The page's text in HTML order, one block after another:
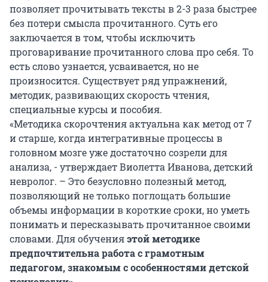
позволяет прочитывать тексты в 2-3 раза быстрее
без потери смысла прочитанного. Суть его
заключается в том, чтобы исключить
проговаривание прочитанного слова про себя. То
есть слово узнается, усваивается, но не
произносится. Существует ряд упражнений,
методик, развивающих скорость чтения,
специальные курсы и пособия.
«Методика скорочтения актуальна как метод от 7
и старше, когда интегративные процессы в
головном мозге уже достаточно созрели для
анализа, - утверждает Виолетта Иванова, детский
невролог. – Это безусловно полезный метод,
позволяющий не только поглощать большие
объемы информации в короткие сроки, но уметь
понимать и пересказывать прочитанное своими
словами. Для обученияэтой методике
предпочтительна работа с грамотным
педагогом, знакомым с особенностями детской